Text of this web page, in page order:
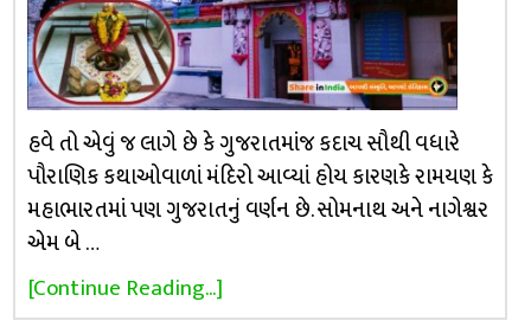
હવે તો એવું જ લાગે છે કે ગુજરાતમાંજ કદાચ સૌથી વધારે
પૌરાણિક કથાઓવાળાં મંદિરો આવ્યાં હોય કારણકે રામયણ કે
મહાભારતમાં પણ ગુજરાતનું વર્ણન છે. સોમનાથ અને નાગેશ્વર
એમ બે …
[Continue Reading...]